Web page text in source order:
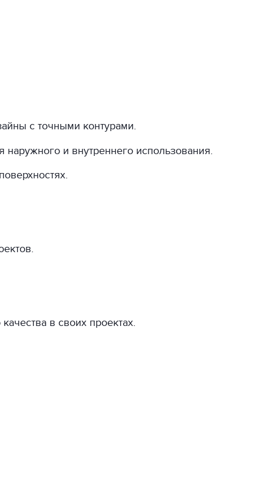
с точными контурами.
и внутреннего использования.
в своих проектах.